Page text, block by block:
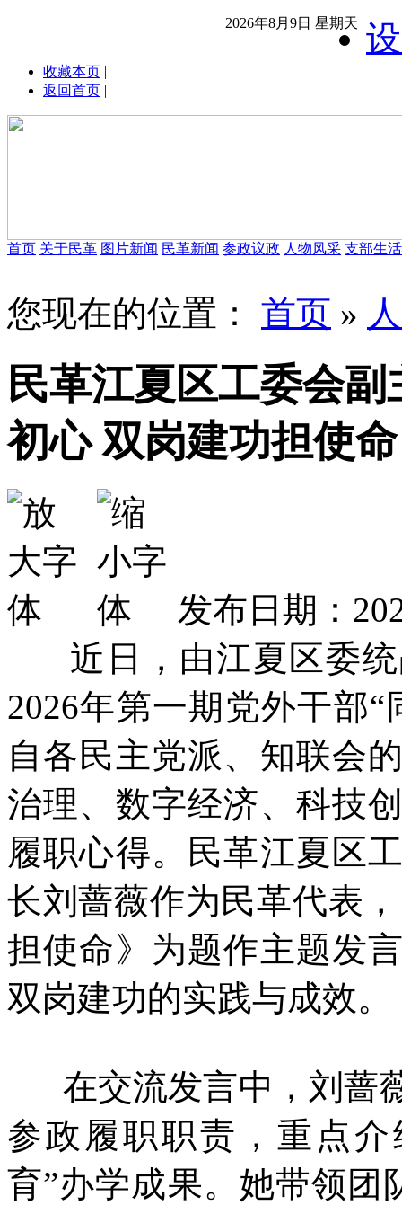
2026年8月9日 星期天
收藏本页 |
返回首页 |
首页 关于民革 图片新闻 民革新闻 参政议政 人物风采 支部生活
您现在的位置： 首页 »
民革江夏区工委会
初心 双岗建功担使命
发布日期：
近日，由江夏区委统
2026年第一期党外干部
自各民主党派、知联会
治理、数字经济、科技
履职心得。民革江夏区
长刘蔷薇作为民革代表
担使命》为题作主题发
双岗建功的实践与成效。
在交流发言中，刘蔷
参政履职职责，重点
育”办学成果。她带领团